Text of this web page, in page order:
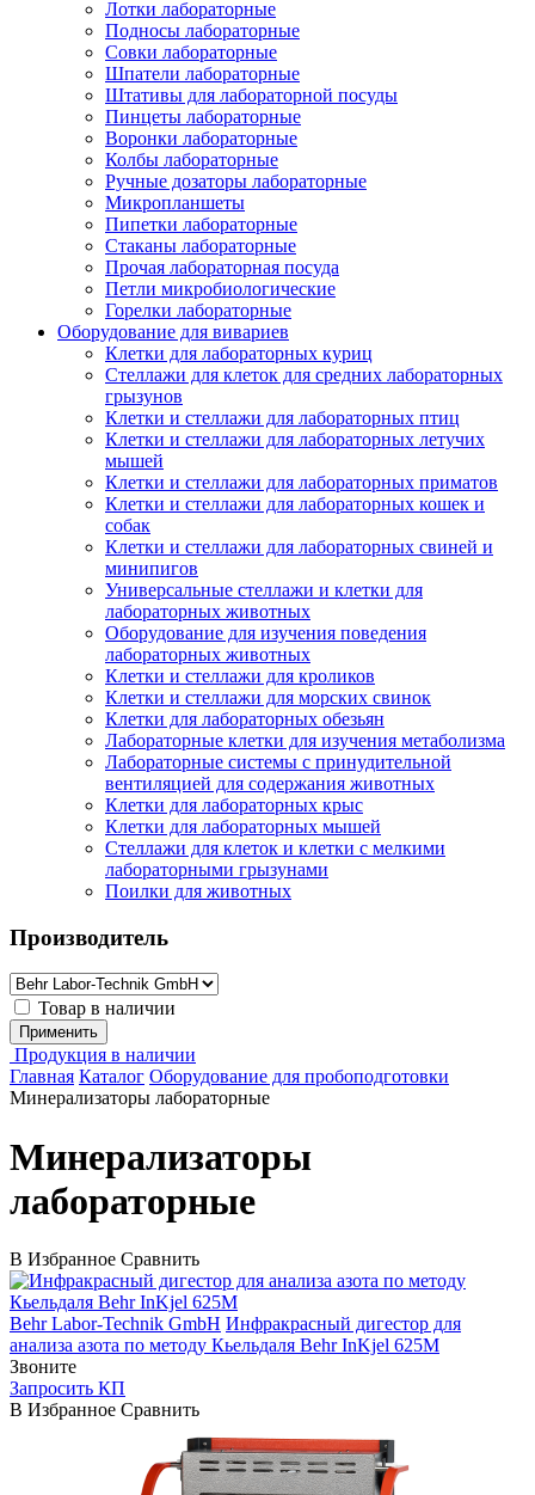
Лотки лабораторные
Подносы лабораторные
Совки лабораторные
Шпатели лабораторные
Штативы для лабораторной посуды
Пинцеты лабораторные
Воронки лабораторные
Колбы лабораторные
Ручные дозаторы лабораторные
Микропланшеты
Пипетки лабораторные
Стаканы лабораторные
Прочая лабораторная посуда
Петли микробиологические
Горелки лабораторные
Оборудование для вивариев
Клетки для лабораторных куриц
Стеллажи для клеток для средних лабораторных
грызунов
Клетки и стеллажи для лабораторных птиц
Клетки и стеллажи для лабораторных летучих
мышей
Клетки и стеллажи для лабораторных приматов
Клетки и стеллажи для лабораторных кошек и
собак
Клетки и стеллажи для лабораторных свиней и
минипигов
Универсальные стеллажи и клетки для
лабораторных животных
Оборудование для изучения поведения
лабораторных животных
Клетки и стеллажи для кроликов
Клетки и стеллажи для морских свинок
Клетки для лабораторных обезьян
Лабораторные клетки для изучения метаболизма
Лабораторные системы с принудительной
вентиляцией для содержания животных
Клетки для лабораторных крыс
Клетки для лабораторных мышей
Стеллажи для клеток и клетки с мелкими
лабораторными грызунами
Поилки для животных
Производитель
Товар в наличии
Применить
Продукция в наличии
Главная Каталог Оборудование для пробоподготовки
Минерализаторы лабораторные
Минерализаторы
лабораторные
В Избранное Сравнить
Behr Labor-Technik GmbH Инфракрасный дигестор для
анализа азота по методу Кьельдаля Behr InKjel 625М
Звоните
Запросить КП
В Избранное Сравнить